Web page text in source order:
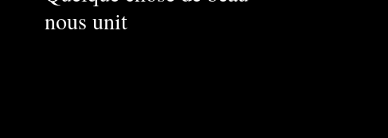
nous unit